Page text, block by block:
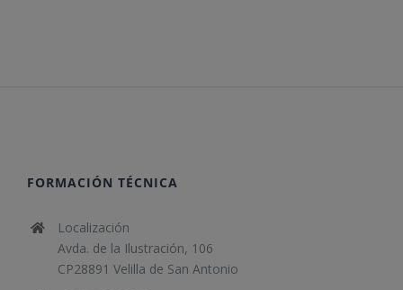
FORMACIÓN TÉCNICA
Localización
Avda. de la Ilustración, 106
CP28891 Velilla de San Antonio